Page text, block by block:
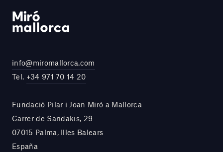
info@miromallorca.com
Tel. +34 971 70 14 20
Fundació Pilar i Joan Miró a Mallorca
Carrer de Saridakis, 29
07015 Palma, Illes Balears
España